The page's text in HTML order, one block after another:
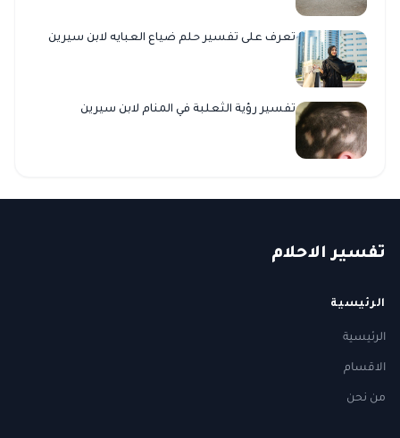
تعرف على تفسير حلم ضياع العبايه لابن سيرين
تفسير رؤية الثعلبة في المنام لابن سيرين
تفسير الاحلام
الرئيسية
الرئيسية
الاقسام
من نحن